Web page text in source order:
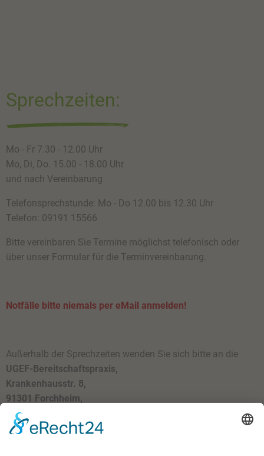
Sprechzeiten:
Mo - Fr 7.30 - 12.00 Uhr
Mo, Di, Do. 15.00 - 18.00 Uhr
und nach Vereinbarung
Telefonsprechstunde: Mo - Do 12.00 bis 12.30 Uhr
Telefon: 09191 15566
Bitte vereinbaren Sie Termine möglichst telefonisch oder
über unser Formular für die Terminvereinbarung.
Notfälle bitte niemals per eMail anmelden!
Außerhalb der Sprechzeiten wenden Sie sich bitte an die
UGEF-Bereitschaftspraxis,
Krankenhausstr. 8,
91301 Forchheim,
Telefon: 09191 979630
oder an den